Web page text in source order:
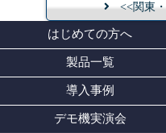
<<関東
はじめての方へ
製品一覧
導入事例
デモ機実演会